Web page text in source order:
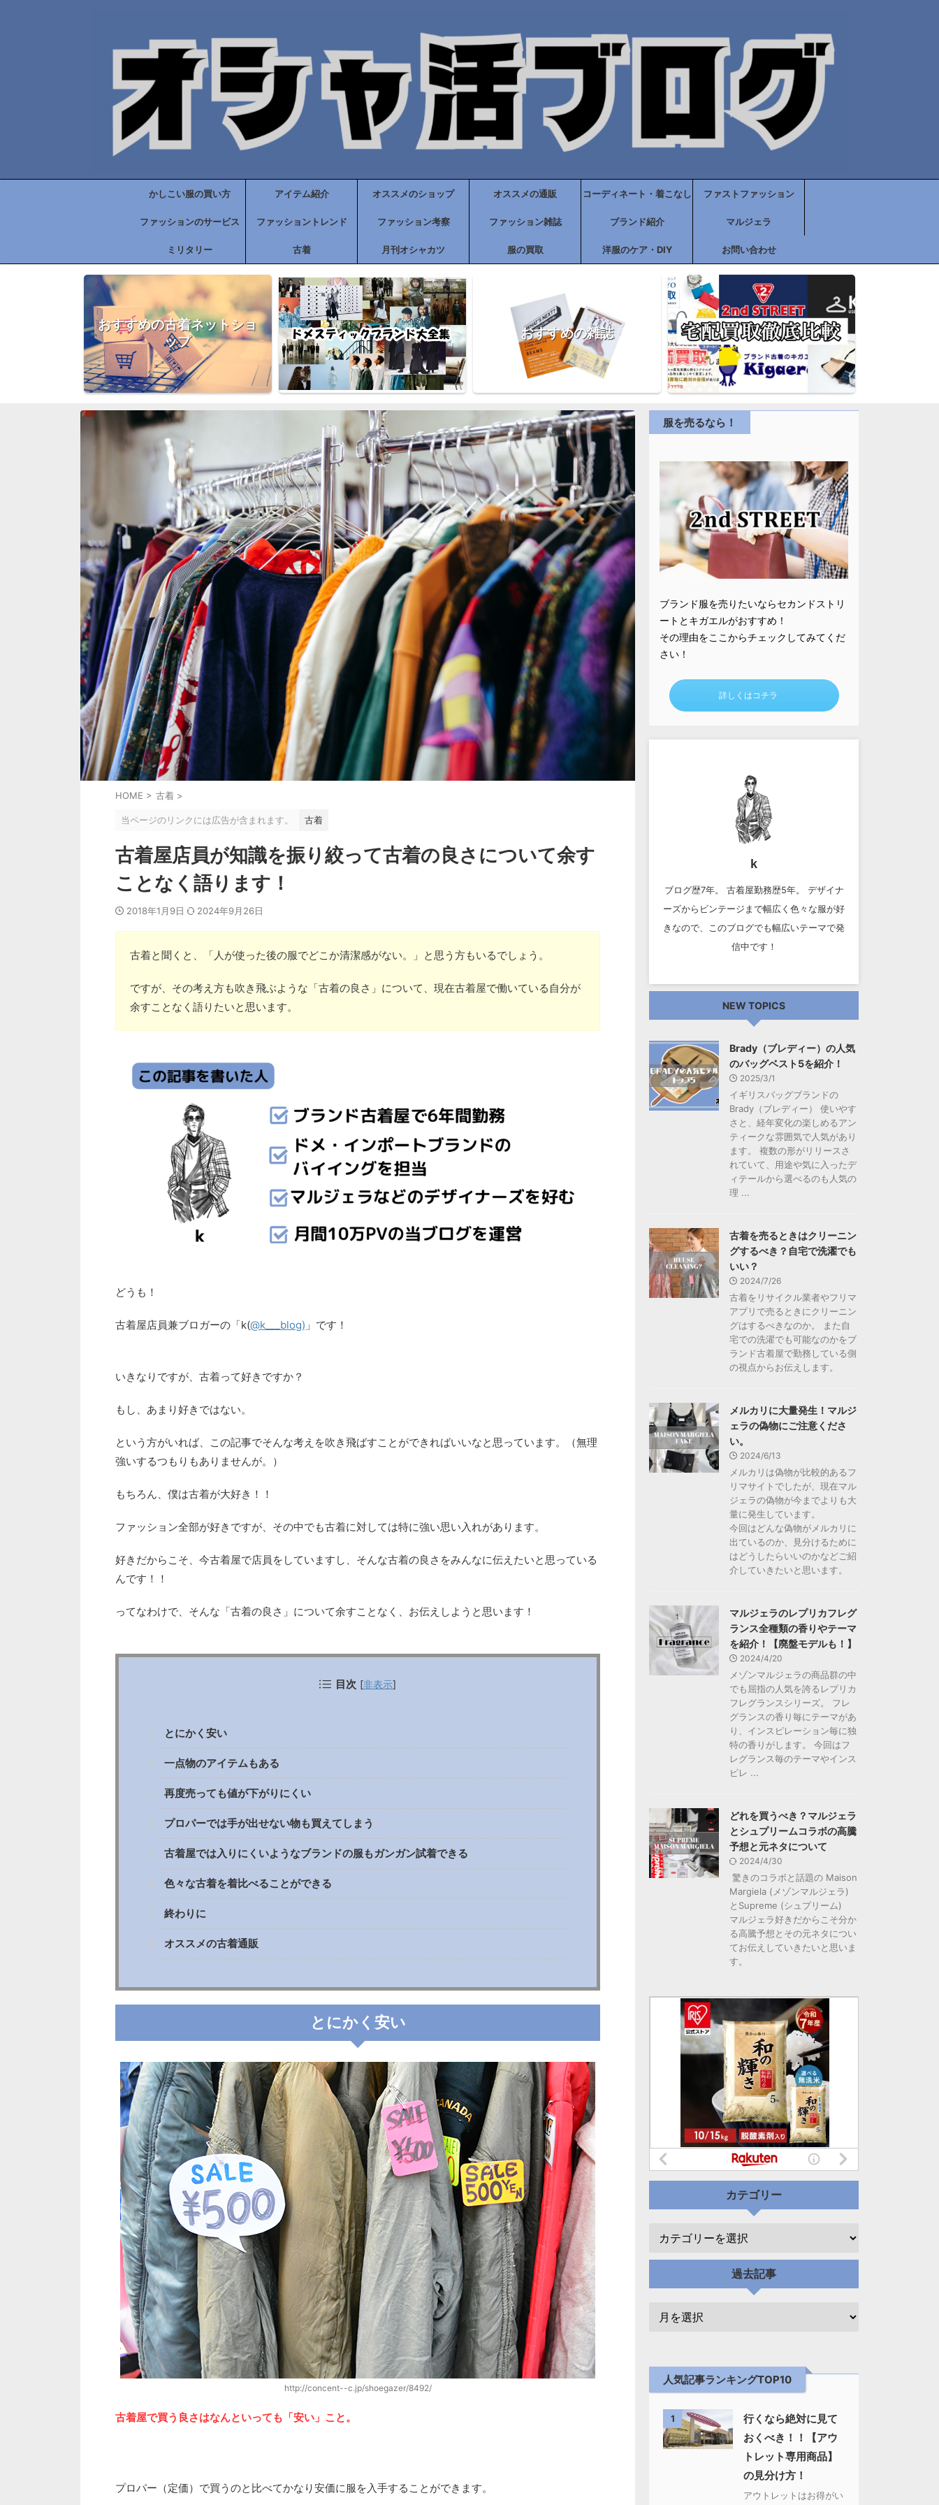
かしこい服の買い方 アイテム紹介 オススメのショップ オススメの通販 コーディネート・着こなし ファストファッション
ファッションのサービス ファッショントレンド ファッション考察 ファッション雑誌 ブランド紹介 マルジェラ
ミリタリー 古着 月刊オシャカツ 服の買取 洋服のケア・DIY お問い合わせ
おすすめの古着ネットショ
ップ
おすすめの雑誌
HOME > 古着 >
当ページのリンクには広告が含まれます。 古着
古着屋店員が知識を振り絞って古着の良さについて余す
ことなく語ります！
2018年1月9日 2024年9月26日
古着と聞くと、「人が使った後の服でどこか清潔感がない。」と思う方もいるでしょう。
ですが、その考え方も吹き飛ぶような「古着の良さ」について、現在古着屋で働いている自分が
余すことなく語りたいと思います。
どうも！
古着屋店員兼ブロガーの「k(@k___blog) 」です！
いきなりですが、古着って好きですか？
もし、あまり好きではない。
という方がいれば、この記事でそんな考えを吹き飛ばすことができればいいなと思っています。（無理
強いするつもりもありませんが。）
もちろん、僕は古着が大好き！！
ファッション全部が好きですが、その中でも古着に対しては特に強い思い入れがあります。
好きだからこそ、今古着屋で店員をしていますし、そんな古着の良さをみんなに伝えたいと思っている
んです！！
ってなわけで、そんな「古着の良さ」について余すことなく、お伝えしようと思います！
目次 [非表示]
とにかく安い
一点物のアイテムもある
再度売っても値が下がりにくい
プロパーでは手が出せない物も買えてしまう
古着屋では入りにくいようなブランドの服もガンガン試着できる
色々な古着を着比べることができる
終わりに
オススメの古着通販
とにかく安い
http://concent--c.jp/shoegazer/8492/
古着屋で買う良さはなんといっても「安い」こと。
プロパー（定価）で買うのと比べてかなり安価に服を入手することができます。
服を売るなら！
ブランド服を売りたいならセカンドストリ
ートとキガエルがおすすめ！
その理由をここからチェックしてみてくだ
さい！
詳しくはコチラ
k
ブログ歴7年。 古着屋勤務歴5年。 デザイナ
ーズからビンテージまで幅広く色々な服が好
きなので、このブログでも幅広いテーマで発
信中です！
NEW TOPICS
Brady（ブレディー）の人気
のバッグベスト5を紹介！
2025/3/1
イギリスバッグブランドの
Brady（ブレディー） 使いやす
さと、経年変化の楽しめるアン
ティークな雰囲気で人気があり
ます。 複数の形がリリースさ
れていて、用途や気に入ったデ
ィテールから選べるのも人気の
理 ...
古着を売るときはクリーニン
グするべき？自宅で洗濯でも
いい？
2024/7/26
古着をリサイクル業者やフリマ
アプリで売るときにクリーニン
グはするべきなのか。 また自
宅での洗濯でも可能なのかをブ
ランド古着屋で勤務している側
の視点からお伝えします。
メルカリに大量発生！マルジ
ェラの偽物にご注意くださ
い。
2024/6/13
メルカリは偽物が比較的あるフ
リマサイトでしたが、現在マル
ジェラの偽物が今までよりも大
量に発生しています。
今回はどんな偽物がメルカリに
出ているのか、見分けるために
はどうしたらいいのかなどご紹
介していきたいと思います。
マルジェラのレプリカフレグ
ランス全種類の香りやテーマ
を紹介！【廃盤モデルも！】
2024/4/20
メゾンマルジェラの商品群の中
でも屈指の人気を誇るレプリカ
フレグランスシリーズ。 フレ
グランスの香り毎にテーマがあ
り、インスピレーション毎に独
特の香りがします。 今回はフ
レグランス毎のテーマやインス
ピレ ...
どれを買うべき？マルジェラ
とシュプリームコラボの高騰
予想と元ネタについて
2024/4/30
驚きのコラボと話題の Maison
Margiela (メゾンマルジェラ)
とSupreme (シュプリーム)
マルジェラ好きだからこそ分か
る高騰予想とその元ネタについ
てお伝えしていきたいと思いま
す。
カテゴリー
過去記事
人気記事ランキングTOP10
1
行くなら絶対に見て
おくべき！！【アウ
トレット専用商品】
の見分け方！
アウトレットはお得がい